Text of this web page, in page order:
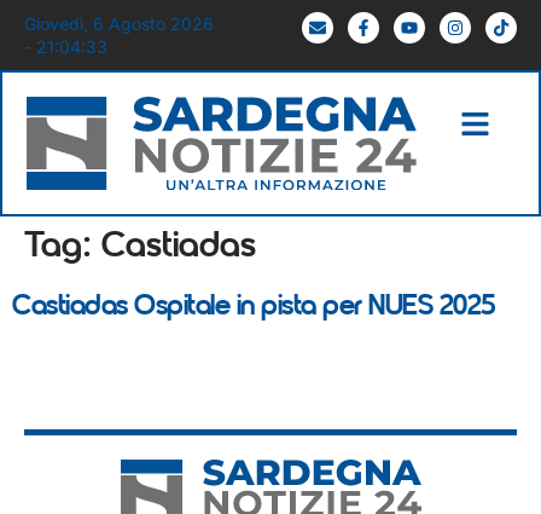
Giovedì, 6 Agosto 2026
- 21:04:33
Tag: Castiadas
Castiadas Ospitale in pista per NUES 2025